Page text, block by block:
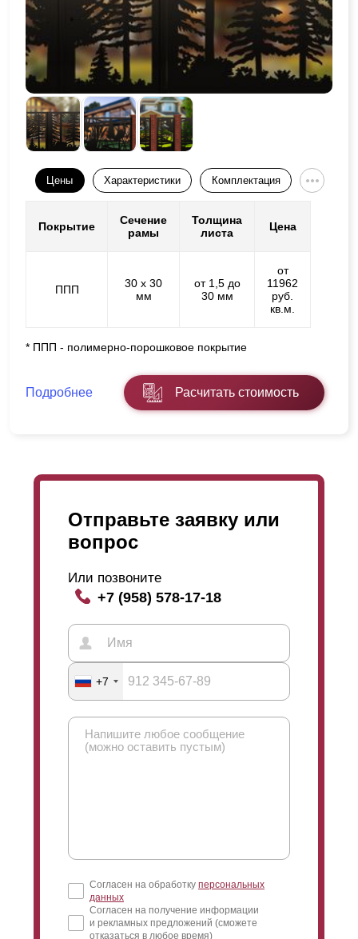
Цены Характеристики Комплектация
Покрытие
Сечение
рамы
Толщина
листа
Цена
ППП
30 х 30
мм
от 1,5 до
30 мм
от
11962
руб.
кв.м.
* ППП - полимерно-порошковое покрытие
Подробнее Расчитать стоимость
Отправьте заявку или
вопрос
Или позвоните
+7 (958) 578-17-18
+7
Согласен на обработку персональных
данных
Согласен на получение информации
и рекламных предложений (сможете
отказаться в любое время)